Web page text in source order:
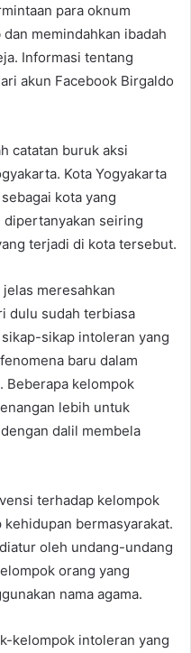
para oknum
memindahkan ibadah
Informasi tentang
akun Facebook Birgaldo
catatan buruk aksi
Kota Yogyakarta
kota yang
seiring
terjadi di kota tersebut.
meresahkan
dulu sudah terbiasa
sikap intoleran yang
baru dalam
Beberapa kelompok
lebih untuk
dalil membela
terhadap kelompok
bermasyarakat.
oleh undang-undang
orang yang
nama agama.
kelompok intoleran yang